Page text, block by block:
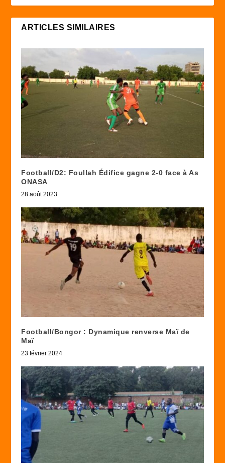
ARTICLES SIMILAIRES
Football/D2: Foullah Édifice gagne 2-0 face à As
ONASA
28 août 2023
Football/Bongor : Dynamique renverse Maï de
Maï
23 février 2024